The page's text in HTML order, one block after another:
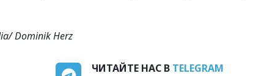
Dominik Herz
ЧИТАЙТЕ НАС В TELEGRAM